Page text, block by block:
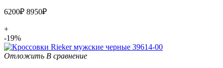
6200₽ 8950₽
+
-19%
Отложить В сравнение